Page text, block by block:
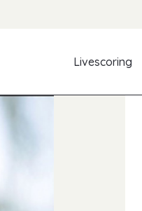
Livescoring